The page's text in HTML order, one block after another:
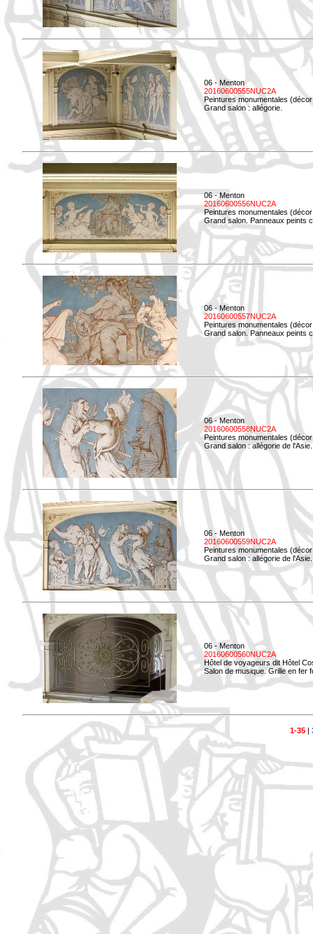
06 - Menton
20160600555NUC2A
Peintures monumentales
Grand salon : allégorie.
06 - Menton
20160600556NUC2A
Peintures monumentales
Grand salon. Panneaux peints
06 - Menton
20160600557NUC2A
Peintures monumentales
Grand salon. Panneaux peints
06 - Menton
20160600558NUC2A
Peintures monumentales
Grand salon : allégorie de
06 - Menton
20160600559NUC2A
Peintures monumentales
Grand salon : allégorie de l'Asie.
06 - Menton
20160600560NUC2A
Hôtel de voyageurs dit Hôtel
Salon de musique. Grille en fer
1-35|